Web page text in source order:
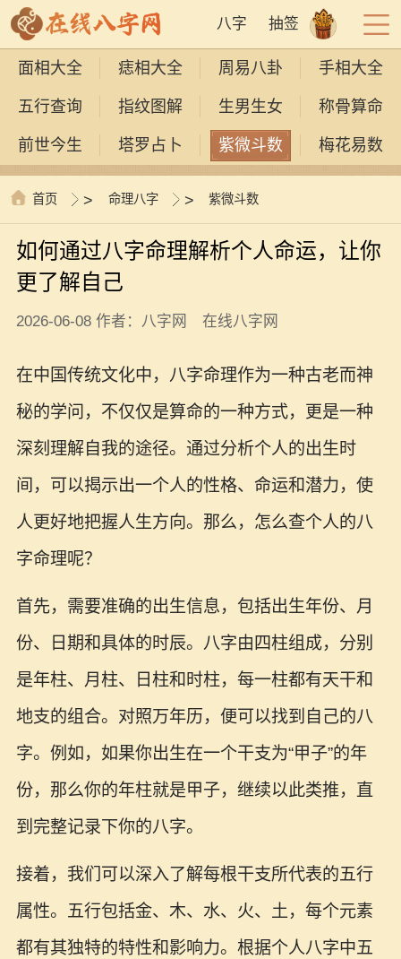
八字 抽签
面相大全 痣相大全 周易八卦 手相大全
五行查询 指纹图解 生男生女 称骨算命
前世今生 塔罗占卜 紫微斗数 梅花易数
首页 > 命理八字 > 紫微斗数
如何通过八字命理解析个人命运，让你
更了解自己
2026-06-08 作者：八字网 在线八字网
在中国传统文化中，八字命理作为一种古老而神
秘的学问，不仅仅是算命的一种方式，更是一种
深刻理解自我的途径。通过分析个人的出生时
间，可以揭示出一个人的性格、命运和潜力，使
人更好地把握人生方向。那么，怎么查个人的八
字命理呢？
首先，需要准确的出生信息，包括出生年份、月
份、日期和具体的时辰。八字由四柱组成，分别
是年柱、月柱、日柱和时柱，每一柱都有天干和
地支的组合。对照万年历，便可以找到自己的八
字。例如，如果你出生在一个干支为“甲子”的年
份，那么你的年柱就是甲子，继续以此类推，直
到完整记录下你的八字。
接着，我们可以深入了解每根干支所代表的五行
属性。五行包括金、木、水、火、土，每个元素
都有其独特的特性和影响力。根据个人八字中五